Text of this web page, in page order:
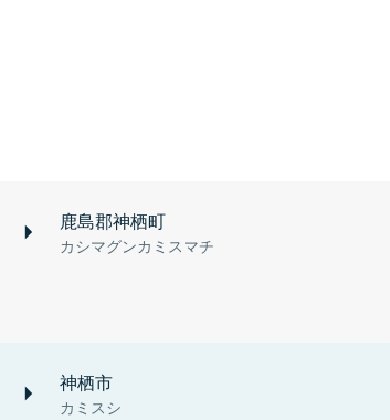
鹿島郡神栖町
カシマグンカミスマチ
神栖市
カミスシ